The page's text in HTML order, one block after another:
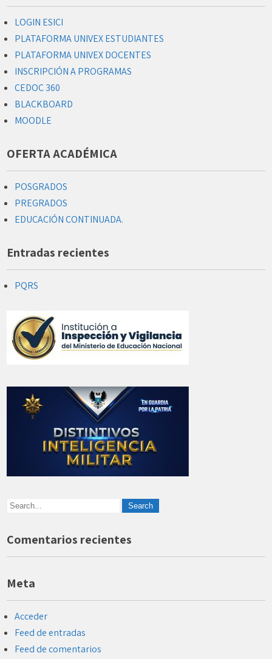
LOGIN ESICI
PLATAFORMA UNIVEX ESTUDIANTES
PLATAFORMA UNIVEX DOCENTES
INSCRIPCIÓN A PROGRAMAS
CEDOC 360
BLACKBOARD
MOODLE
OFERTA ACADÉMICA
POSGRADOS
PREGRADOS
EDUCACIÓN CONTINUADA.
Entradas recientes
PQRS
Comentarios recientes
Meta
Acceder
Feed de entradas
Feed de comentarios